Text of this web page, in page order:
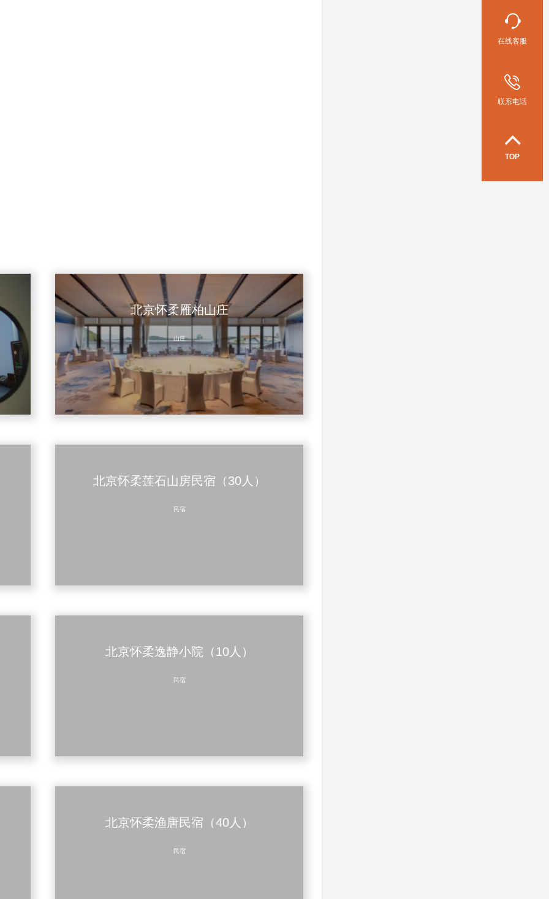
在线客服
联系电话
TOP
北京怀柔雁柏山庄
山庄
北京怀柔莲石山房民宿（30人）
民宿
北京怀柔逸静小院（10人）
民宿
北京怀柔渔唐民宿（40人）
民宿